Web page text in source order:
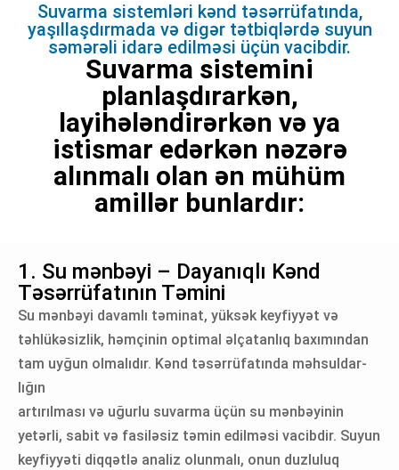
Suvarma sistemləri kənd təsərrüfatında,
yaşıllaşdırmada və digər tətbiqlərdə suyun
səmərəli idarə edilməsi üçün vacibdir.
Suvarma sistemini
planlaşdırarkən,
layihələndirərkən və ya
istismar edərkən nəzərə
alınmalı olan ən mühüm
amillər bunlardır:
1. Su mənbəyi – Dayanıqlı Kənd
Təsərrüfatının Təmini
Su mənbəyi davamlı təminat, yüksək keyfiyyət və
təhlükəsizlik, həmçinin optimal əlçatanlıq baxımından
tam uyğun olmalıdır. Kənd təsərrüfatında məhsuldar-
lığın
artırılması və uğurlu suvarma üçün su mənbəyinin
yetərli, sabit və fasiləsiz təmin edilməsi vacibdir. Suyun
keyfiyyəti diqqətlə analiz olunmalı, onun duzluluq